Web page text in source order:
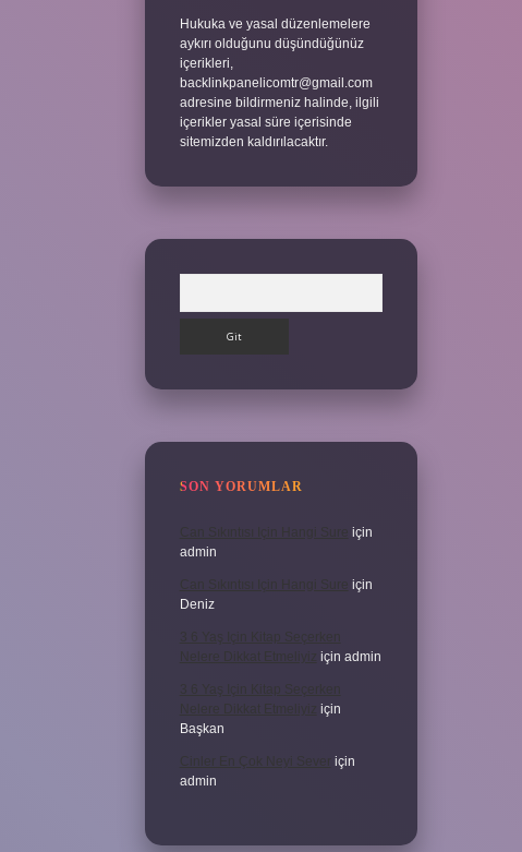
Hukuka ve yasal düzenlemelere
aykırı olduğunu düşündüğünüz
içerikleri,
backlinkpanelicomtr@gmail.com
adresine bildirmeniz halinde, ilgili
içerikler yasal süre içerisinde
sitemizden kaldırılacaktır.
SON YORUMLAR
Can Sıkıntısı Için Hangi Sure için
admin
Can Sıkıntısı Için Hangi Sure için
Deniz
3 6 Yaş Için Kitap Seçerken
Nelere Dikkat Etmeliyiz için admin
3 6 Yaş Için Kitap Seçerken
Nelere Dikkat Etmeliyiz için
Başkan
Cinler En Çok Neyi Sever için
admin